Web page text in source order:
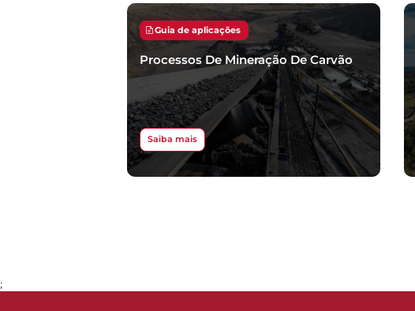
Guia de aplicações
Processos De Mineração De Carvão
Saiba mais
;